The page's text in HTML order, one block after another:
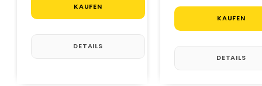
KAUFEN
DETAILS
KAUFEN
DETAILS